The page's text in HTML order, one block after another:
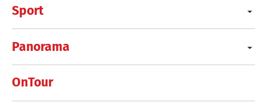
Sport
Panorama
OnTour